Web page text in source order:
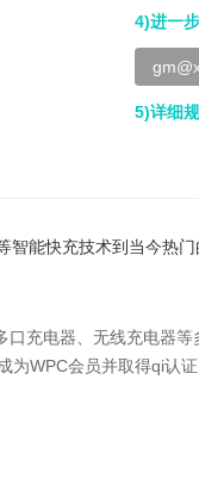
4)进一
5)详细
能快充技术到当今热
充电器、无线充电器
WPC会员并取得qi认证